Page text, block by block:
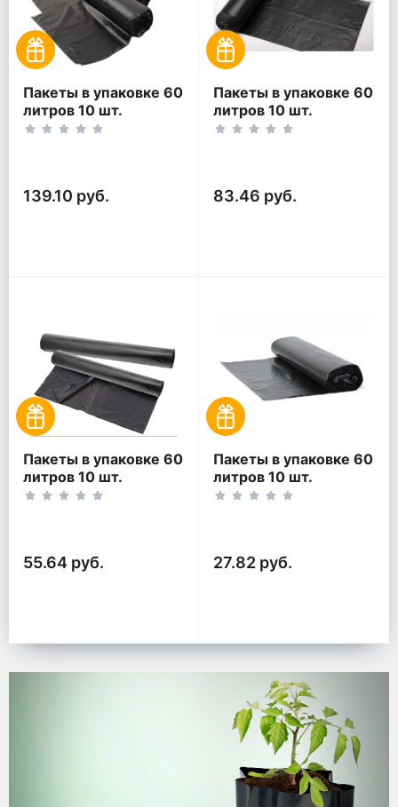
Пакеты в упаковке 60
литров 10 шт.
(10шт*5рул)
139.10 руб.
Пакеты в упаковке 60
литров 10 шт.
(10шт*3рул)
83.46 руб.
Пакеты в упаковке 60
литров 10 шт.
(10шт*2рул)
55.64 руб.
Пакеты в упаковке 60
литров 10 шт.
(10шт*1рул)
27.82 руб.